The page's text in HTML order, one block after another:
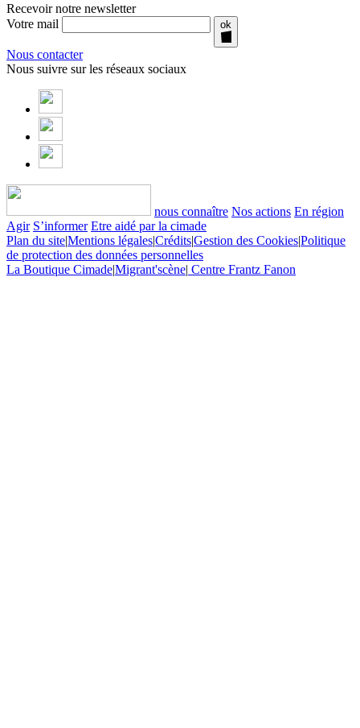
Recevoir notre newsletter
Votre mail
ok
Nous contacter
Nous suivre sur les réseaux sociaux
nous connaître Nos actions En région
Agir S’informer Etre aidé par la cimade
Plan du site|Mentions légales|Crédits|Gestion des Cookies|Politique
de protection des données personnelles
La Boutique Cimade|Migrant'scène| Centre Frantz Fanon